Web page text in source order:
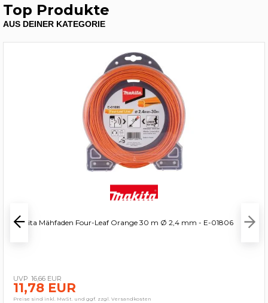
Top Produkte
AUS DEINER KATEGORIE
Makita Mähfaden Four-Leaf Orange 30 m Ø 2,4 mm - E-01806
16,66 EUR
11,78 EUR
Preise sind inkl. MwSt. und ggf. zzgl. Versandkosten